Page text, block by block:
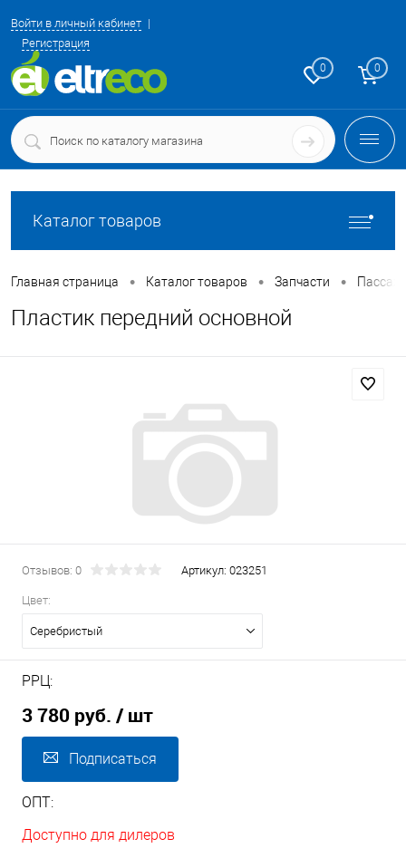
Войти в личный кабинет
Регистрация
0 0
Каталог товаров
Главная страница • Каталог товаров • Запчасти •
Пластик передний основной
Отзывов: 0 Артикул: 023251
Цвет:
Серебристый
РРЦ:
3 780 руб. / шт
Подписаться
ОПТ:
Доступно для дилеров